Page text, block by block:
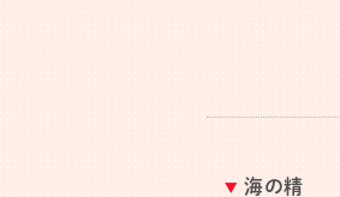
海の精